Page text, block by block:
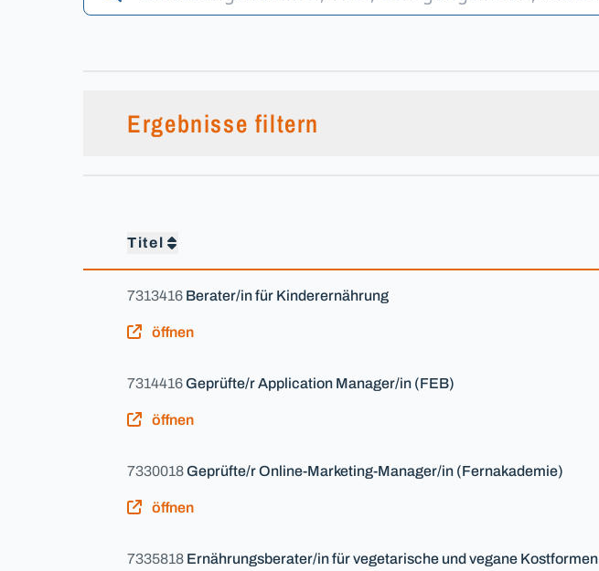
Ergebnisse filtern
Titel
7313416 Berater/in für Kinderernährung
öffnen
7314416Geprüfte/r Application Manager/in (FEB)
öffnen
7330018Geprüfte/r Online-Marketing-Manager/in (Fernakademie)
öffnen
7335818 Ernährungsberater/in für vegetarische und vegane Kostformen